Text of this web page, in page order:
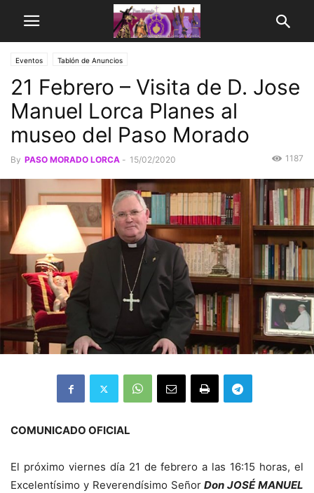
Eventos Tablón de Anuncios
21 Febrero – Visita de D. Jose
Manuel Lorca Planes al
museo del Paso Morado
By PASO MORADO LORCA - 15/02/2020 1187
COMUNICADO OFICIAL
El próximo viernes día 21 de febrero a las 16:15 horas, el
Excelentísimo y Reverendísimo SeñorDon JOSÉ MANUEL